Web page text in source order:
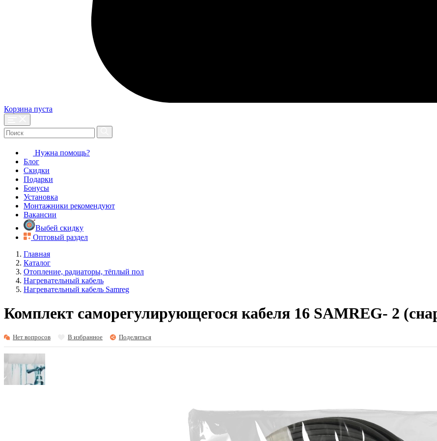
Корзина пуста
Нужна помощь?
Блог
Скидки
Подарки
Бонусы
Установка
Монтажники рекомендуют
Вакансии
Выбей скидку
Оптовый раздел
Главная
Каталог
Отопление, радиаторы, тёплый пол
Нагревательный кабель
Нагревательный кабель Samreg
Комплект саморегулирующегося кабеля 16 SAMREG- 2
Нет вопросов В избранное Поделиться